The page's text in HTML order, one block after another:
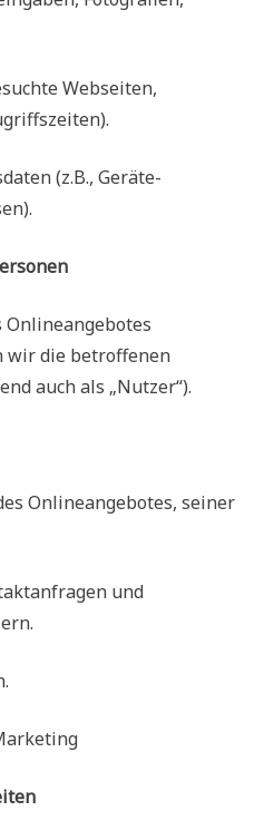
Webseiten,
(z.B., Geräte-
Onlineangebotes
wir die betroffenen
auch als „Nutzer“).
Onlineangebotes, seiner
und